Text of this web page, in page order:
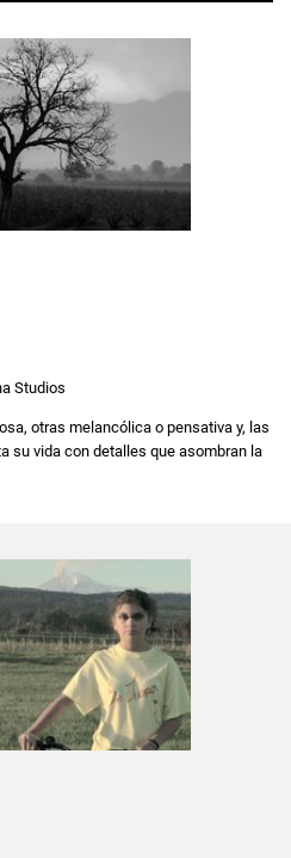
Studios
otras melancólica o pensativa y, las
su vida con detalles que asombran la